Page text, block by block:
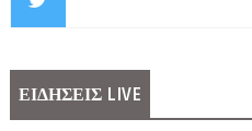
ΕΙΔΗΣΕΙΣ LIVE